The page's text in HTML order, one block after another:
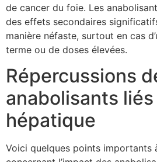
de cancer du foie. Les
des effets secondaires
manière néfaste, surtout en cas
terme ou de doses élevées.
Répercussions
anabolisants
hépatique
Voici quelques points importants